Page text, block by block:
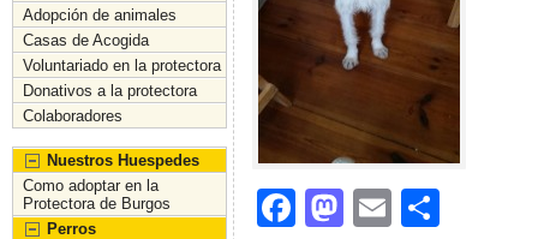
Adopción de animales
Casas de Acogida
Voluntariado en la protectora
Donativos a la protectora
Colaboradores
Nuestros Huespedes
Como adoptar en la
Protectora de Burgos
Perros
F
M
E